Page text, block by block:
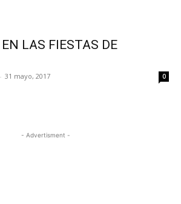
LAS FIESTAS DE
- 31 mayo, 2017 0
- Advertisment -